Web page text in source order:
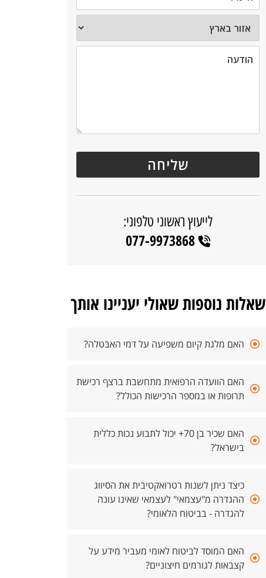
לייעוץ ראשוני טלפוני:
077-9973868
שאלות נוספות שאולי יעניינו אותך
האם מלגת קיום משפיעה על דמי האבטלה?
האם הוועדה הרפואית מתחשבת ברצף רכישת
תרופות או במספר הרכישות הכולל?
האם שכיר בן 70+ יכול לתבוע נכות כללית
בישראל?
כיצד ניתן לשנות רטרואקטיבית את הסיווג
ההגדרה מ"עצמאי" לעצמאי שאינו עונה
להגדרה - בביטוח הלאומי?
האם המוסד לביטוח לאומי מעביר מידע על
קצבאות לגורמים חיצוניים?